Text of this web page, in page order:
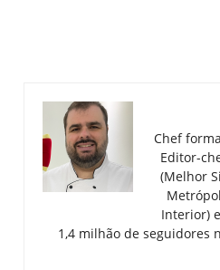
Chef
Editor-
(Melhor
Interior)
1,4 milhão de seguidores